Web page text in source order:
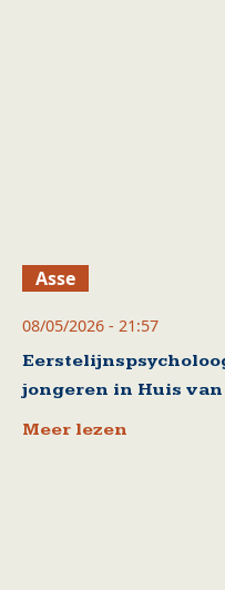
Asse
08/05/2026 - 21:57
jongeren in Huis
Meer lezen